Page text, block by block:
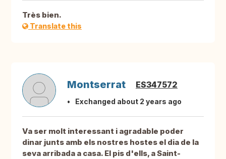
Très bien.
Translate this
Montserrat ES347572
Exchanged about 2 years ago
Va ser molt interessant i agradable poder
dinar junts amb els nostres hostes el dia de la
seva arribada a casa. El pis d'ells, a Saint-